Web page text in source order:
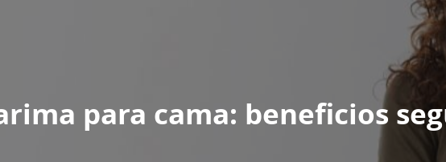
para cama: beneficios